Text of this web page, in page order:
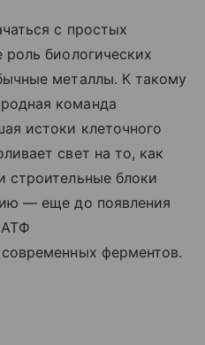
с простых
биологических
металлы. К такому
команда
истоки клеточного
свет на то, как
строительные блоки
— еще до появления
ферментов.